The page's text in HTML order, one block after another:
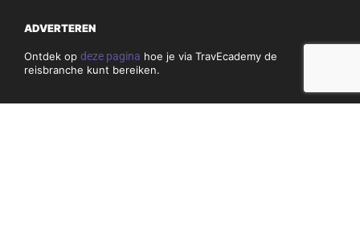
ADVERTEREN
Ontdek op deze pagina hoe je via TravEcademy de
reisbranche kunt bereiken.